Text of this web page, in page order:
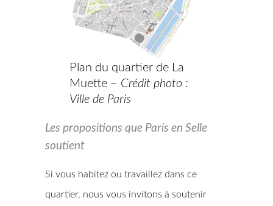
Plan du quartier de La
Muette – Crédit photo :
Ville de Paris
Les propositions que Paris en Selle
soutient
Si vous habitez ou travaillez dans ce
quartier, nous vous invitons à soutenir